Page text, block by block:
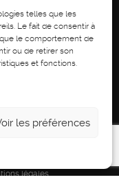
telles que les
Le fait de consentir à
le comportement de
ou de retirer son
et fonctions.
les préférences
légales